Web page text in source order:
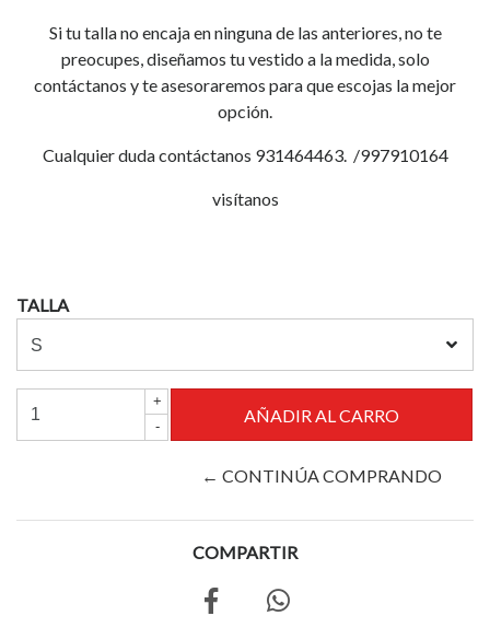
Si tu talla no encaja en ninguna de las anteriores, no te
preocupes, diseñamos tu vestido a la medida, solo
contáctanos y te asesoraremos para que escojas la mejor
opción.
Cualquier duda contáctanos 931464463. /997910164
visítanos
TALLA
+
-
← CONTINÚA COMPRANDO
COMPARTIR